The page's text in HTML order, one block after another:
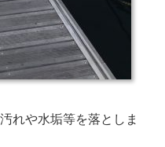
れや水垢等を落としま